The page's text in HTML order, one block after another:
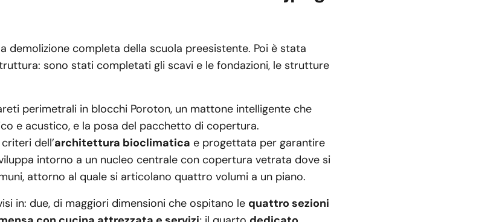
demolizione completa della scuola preesistente. Poi è stata
sono stati completati gli scavi e le fondazioni, le strutture
perimetrali in blocchi Poroton, un mattone intelligente che
e acustico, e la posa del pacchetto di copertura.
dell’architettura bioclimatica e progettata per garantire
intorno a un nucleo centrale con copertura vetrata dove si
attorno al quale si articolano quattro volumi a un piano.
in: due, di maggiori dimensioni che ospitano le quattro sezioni